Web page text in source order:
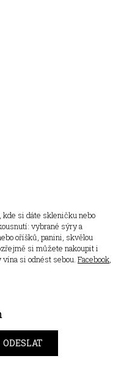
kde si dáte skleničku nebo
vybrané sýry a
oříšků, panini, skvělou
si můžete nakoupit i
vína si odnést sebou. Facebook,